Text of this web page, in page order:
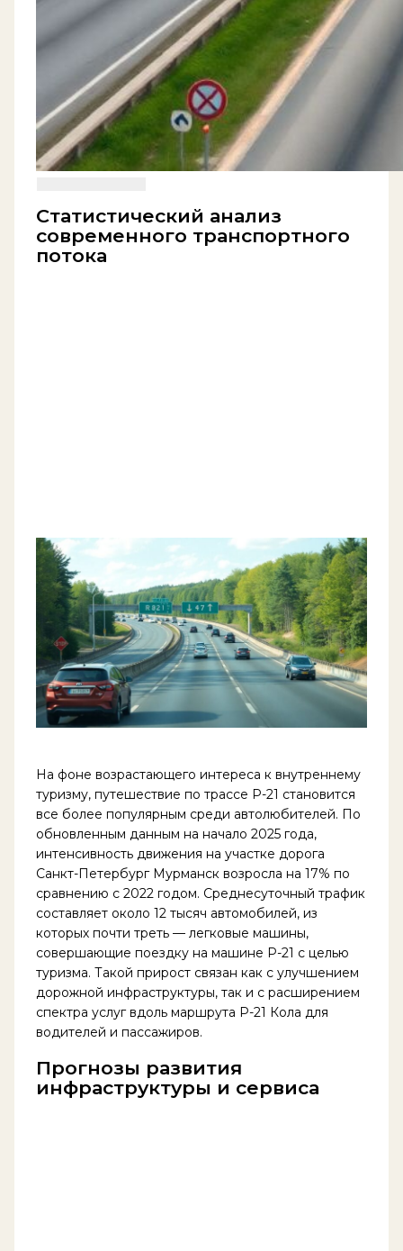
Статистический анализ
современного транспортного
потока
На фоне возрастающего интереса к внутреннему
туризму, путешествие по трассе Р-21 становится
все более популярным среди автолюбителей. По
обновленным данным на начало 2025 года,
интенсивность движения на участке дорога
Санкт-Петербург Мурманск возросла на 17% по
сравнению с 2022 годом. Среднесуточный трафик
составляет около 12 тысяч автомобилей, из
которых почти треть — легковые машины,
совершающие поездку на машине Р-21 с целью
туризма. Такой прирост связан как с улучшением
дорожной инфраструктуры, так и с расширением
спектра услуг вдоль маршрута Р-21 Кола для
водителей и пассажиров.
Прогнозы развития
инфраструктуры и сервиса